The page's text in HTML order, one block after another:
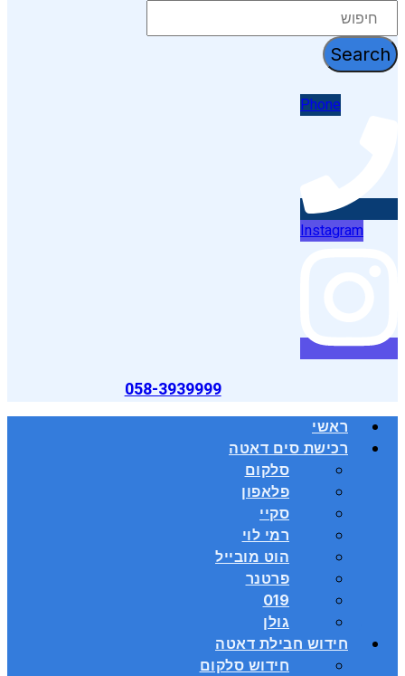
לתוכן
Search
Phone
Instagram
058-3939999
ראשי
רכישת סים דאטה
סלקום
פלאפון
סקיי
רמי לוי
הוט מובייל
פרטנר
019
גולן
חידוש חבילת דאטה
חידוש סלקום